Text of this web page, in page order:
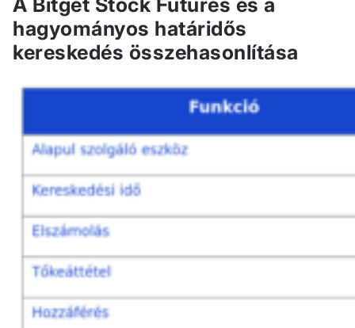
A Bitget Stock Futures és a
hagyományos határidős
kereskedés összehasonlítása